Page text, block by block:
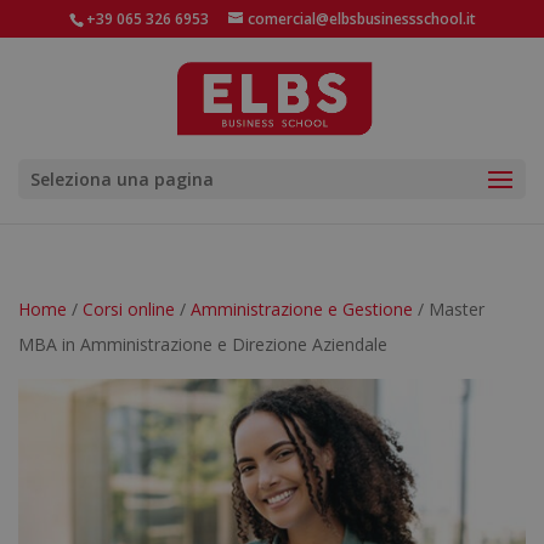
+39 065 326 6953 comercial@elbsbusinessschool.it
Seleziona una pagina
Home / Corsi online / Amministrazione e Gestione / Master
MBA in Amministrazione e Direzione Aziendale